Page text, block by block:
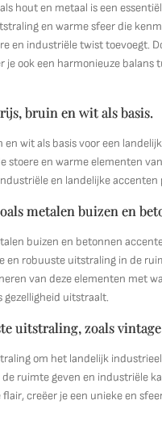
hout en metaal is een
en warme sfeer die
en industriële twist toevoegt.
ook een harmonieuze balans
bruin en wit als basis.
wit als basis voor een
stoere en warme elementen
en landelijke
metalen buizen en
buizen en betonnen
en robuuste uitstraling in de
van deze elementen met
gezelligheid uitstraalt.
uitstraling, zoals
om het landelijk
ruimte geven en industriële
creëer je een unieke en